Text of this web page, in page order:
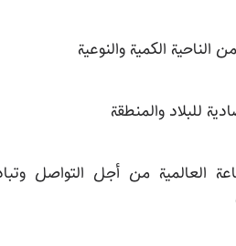
الناحية الكمية والنوعية
للبلاد والمنطقة
العالمية من أجل التواصل